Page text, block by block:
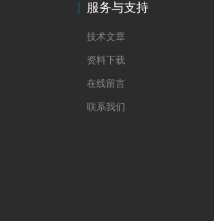
服务与支持
技术文章
资料下载
在线留言
联系我们